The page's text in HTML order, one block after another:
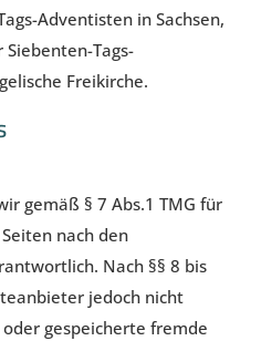
Adventisten in Sachsen,
Siebenten-Tags-
Freikirche.
gemäß § 7 Abs.1 TMG für
nach den
Nach §§ 8 bis
jedoch nicht
gespeicherte fremde